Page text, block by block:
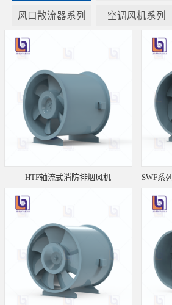
风口散流器系列 空调风机系列
HTF轴流式消防排烟风机 SWF系